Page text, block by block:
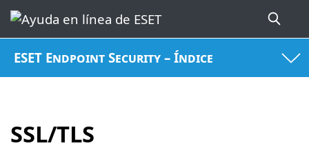
ESET Endpoint Security – Índice
SSL/TLS